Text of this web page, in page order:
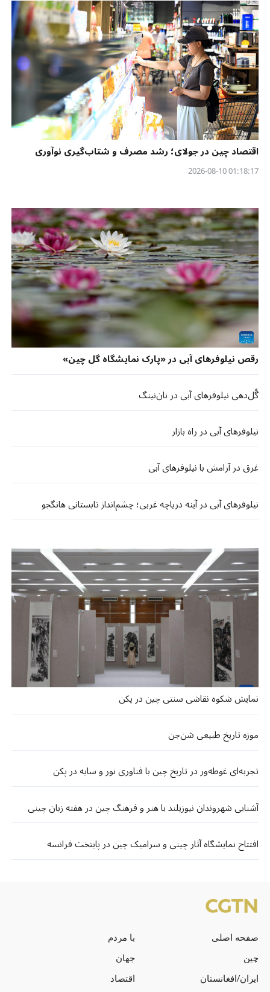
اقتصاد چین در جولای؛ رشد مصرف و شتاب‌گیری نوآوری
01:18:17 2026-08-10
رقص نیلوفرهای آبی در «پارک نمایشگاه گل چین»
گُل‌دهی نیلوفرهای آبی در نان‌نینگ
نیلوفرهای آبی در راه بازار
غرق در آرامش با نیلوفرهای آبی
نیلوفرهای آبی در آینه دریاچه غربی؛ چشم‌انداز تابستانی هانگجو
نمایش شکوه نقاشی سنتی چین در پکن
موزه تاریخ طبیعی شن‌جن
تجربه‌ای غوطه‌ور در تاریخ چین با فناوری نور و سایه در پکن
آشنایی شهروندان نیوزیلند با هنر و فرهنگ چین در هفته زبان چینی
افتتاح نمایشگاه آثار چینی و سرامیک چین در پایتخت فرانسه
صفحه اصلی
با مردم
چین
جهان
ایران/افغانستان
اقتصاد